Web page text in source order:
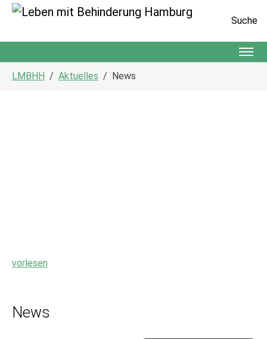
Suche
LMBHH Aktuelles News
vorlesen
News